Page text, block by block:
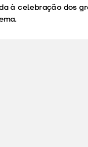
à celebração dos